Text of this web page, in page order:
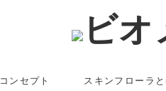
コンセプト スキンフローラと